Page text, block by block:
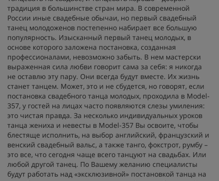
традиция в большинстве стран мира. В современной
России иные свадебные обычаи, но первый свадебный
танец молодоженов постепенно набирает все большую
популярность. Изысканный первый танец молодых, в
основе которого заложена постановка, созданная
профессионалами, невозможно забыть. В нем мастерски
выраженная сила любви говорит сама за себя: я никогда
не оставлю эту пару. Они всегда будут вместе. Их жизнь
станет танцем. Может, это и не сбудется, но говорят, если
постановка свадебного танца молодых, проходила в Model-
357, у гостей на лицах часто появляются слезы умиления:
это чистая правда. За несколько индивидуальных уроков
танца жениха и невесты в Model-357 Вы освоите, чтобы
блестяще исполнить, на выбор английский, французский и
венский свадебный вальс, а также танго, фокстрот, румбу –
это все, что сегодня чаще всего танцуют на свадьбах. Или
любой другой танец. По Вашему желанию специалисты
будут работать над «эксклюзивной» постановкой танца на